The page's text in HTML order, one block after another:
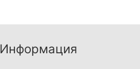
Информация